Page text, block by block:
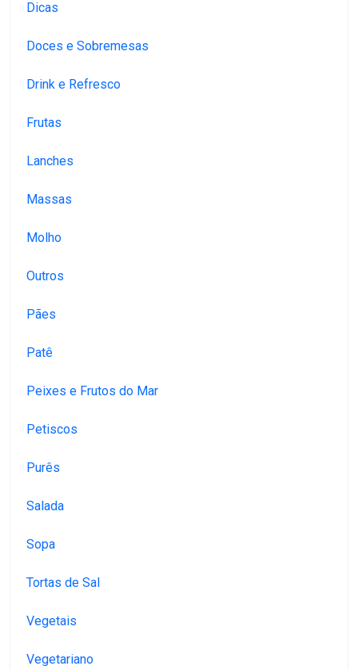
Dicas
Doces e Sobremesas
Drink e Refresco
Frutas
Lanches
Massas
Molho
Outros
Pães
Patê
Peixes e Frutos do Mar
Petiscos
Purês
Salada
Sopa
Tortas de Sal
Vegetais
Vegetariano